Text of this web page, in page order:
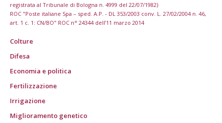
registrata al Tribunale di Bologna n. 4999 del 22/07/1982)
ROC "Poste italiane Spa – sped. A.P. - DL 353/2003 conv. L. 27/02/2004 n. 46,
art. 1 c. 1: CN/BO" ROC n° 24344 dell’11 marzo 2014
Colture
Difesa
Economia e politica
Fertilizzazione
Irrigazione
Miglioramento genetico